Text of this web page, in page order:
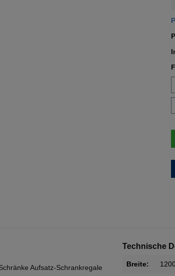
Aufsatz-Schrankregale
Technische
Breite: